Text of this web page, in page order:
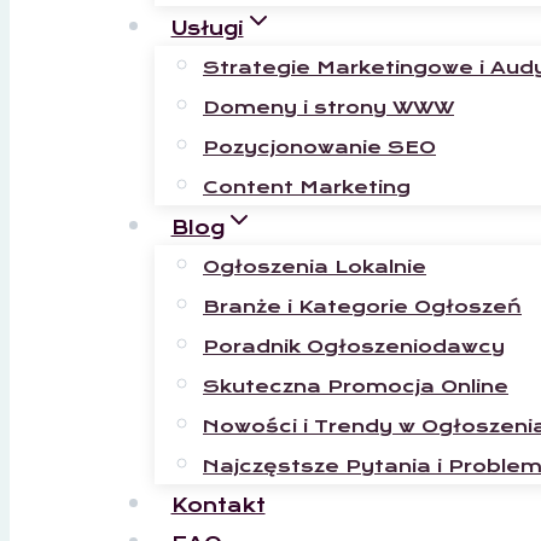
Usługi
Strategie Marketingowe i
Domeny i strony WWW
Pozycjonowanie SEO
Content Marketing
Blog
Ogłoszenia Lokalnie
Branże i Kategorie Ogłoszeń
Poradnik Ogłoszeniodawcy
Skuteczna Promocja Online
Nowości i Trendy w
Najczęstsze Pytania i
Kontakt